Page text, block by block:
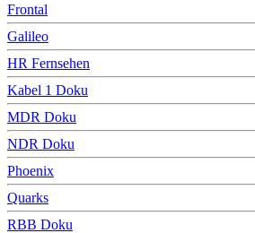
Frontal
Galileo
HR Fernsehen
Kabel 1 Doku
MDR Doku
NDR Doku
Phoenix
Quarks
RBB Doku